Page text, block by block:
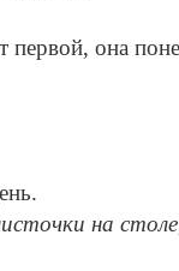
первой, она
на